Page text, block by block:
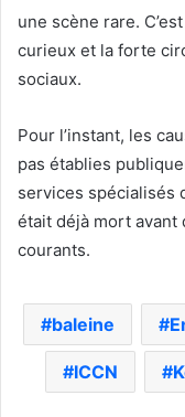
une scène rare.
curieux et la forte
sociaux.
Pour l’instant, les
pas établies
services spécialisés
était déjà mort avant
courants.
baleine
ICCN